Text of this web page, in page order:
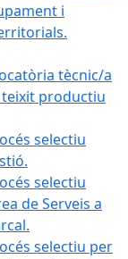
i
tècnic/a
productiu
selectiu
selectiu
de Serveis a
selectiu per